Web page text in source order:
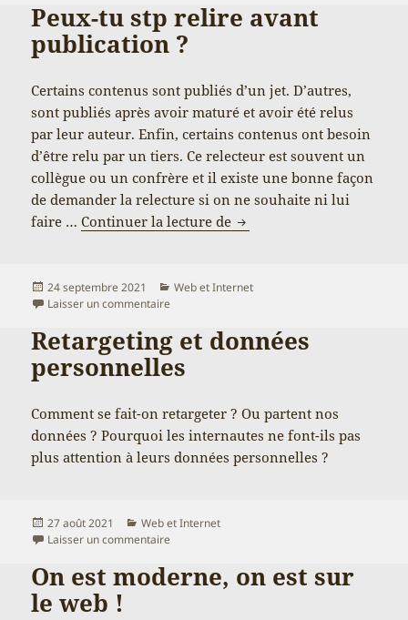
Peux-tu stp relire avant
publication ?
Certains contenus sont publiés d’un jet. D’autres,
sont publiés après avoir maturé et avoir été relus
par leur auteur. Enfin, certains contenus ont besoin
d’être relu par un tiers. Ce relecteur est souvent un
collègue ou un confrère et il existe une bonne façon
de demander la relecture si on ne souhaite ni lui
faire …Continuer la lecture de Peux-tu stp relire avant
Publié
le
24 septembre 2021 Catégories
Web et Internet
Laisser un commentairesur Peux-tu stp relire avant publication ?
Retargeting et données
personnelles
Comment se fait-on retargeter ? Ou partent nos
données ? Pourquoi les internautes ne font-ils pas
plus attention à leurs données personnelles ?
Publié
le
27 août 2021 Catégories
Web et Internet
Laisser un commentairesur Retargeting et données personnelles
On est moderne, on est sur
le web !